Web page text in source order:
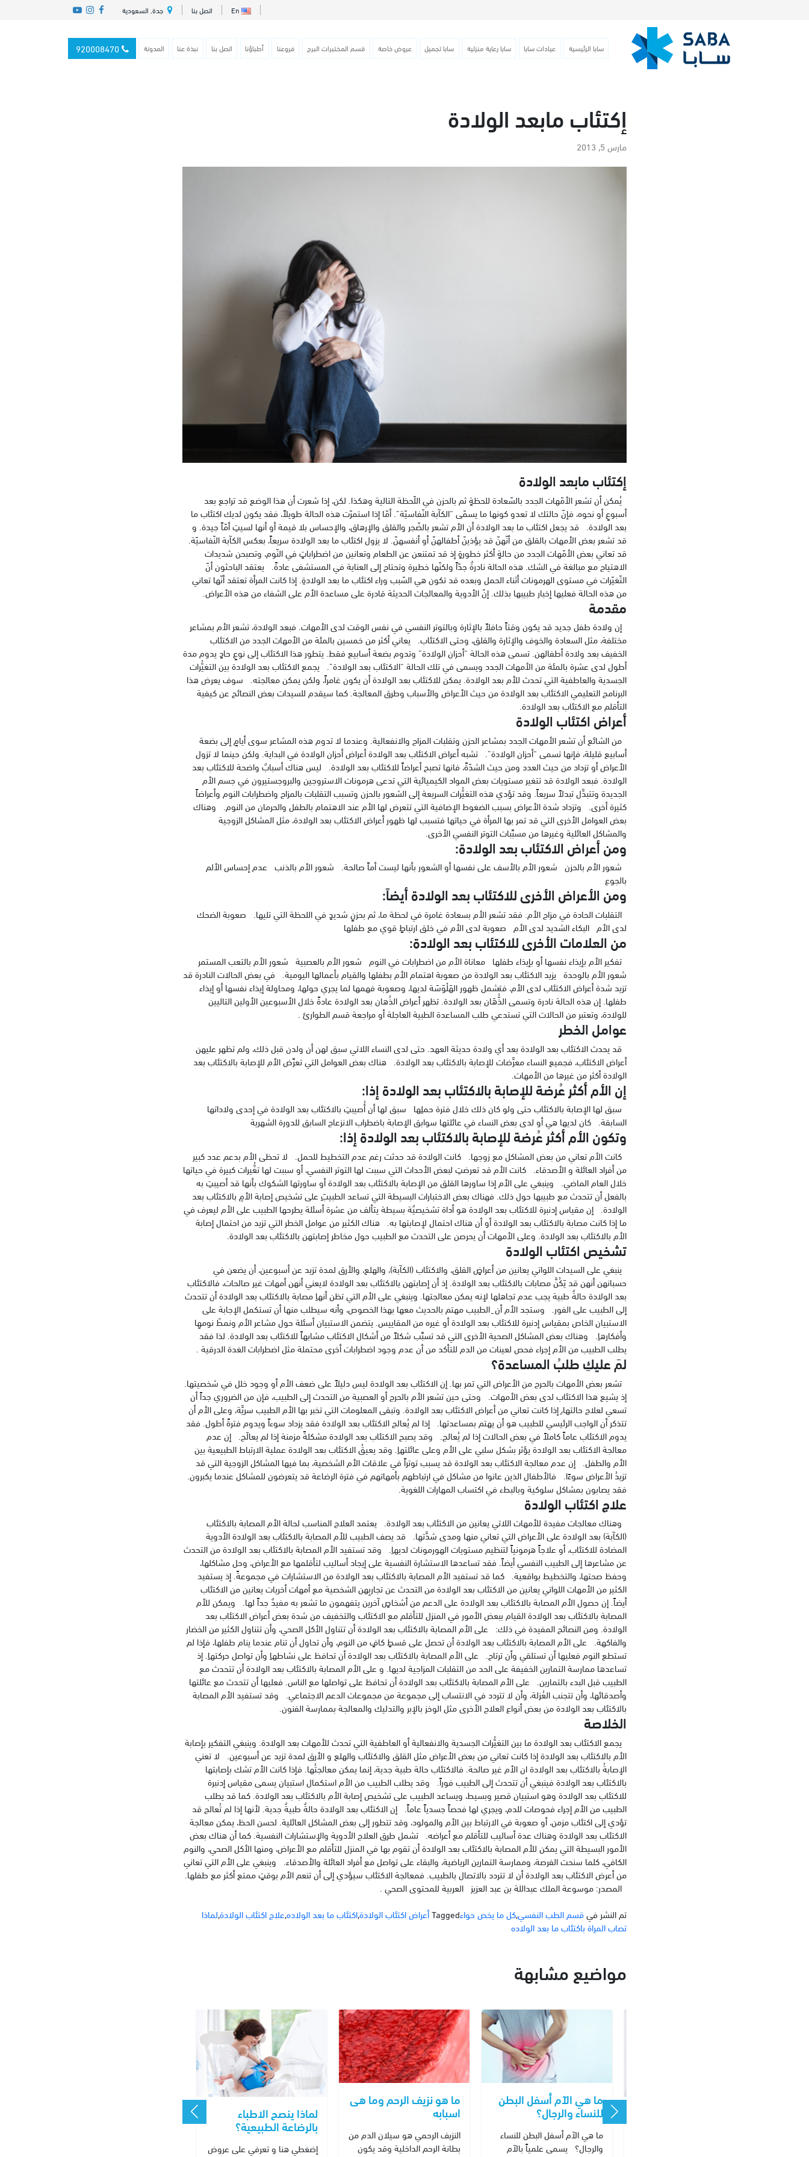
En اتصل بنا جدة, السعودية
سابا الرئيسية عيادات سابا سابا رعاية منزلية سابا تجميل عروض خاصة قسم المختبرات البرج فروعنا أطباؤنا اتصل بنا نبذة عنا المدونة
إكتئاب مابعد الولادة
مارس 5, 2013
إكتئاب مابعد الولادة
يُمكن أن تشعر الأمّهات الجدد بالسّعادة للحظةٍ ثم بالحزن في اللّحظة التالية وهكذا. لكن، إذا شعرت أن هذا الوضع قد تراجع بعد
أسبوعٍ أو نحوه، فإنّ حالتك لا تعدو كونها ما يسمّى “الكآبة النّفاسيّة”. أمّا إذا استمرّت هذه الحالة طويلاً، فقد يكون لديك اكتئاب ما
بعد الولادة. قد يجعل اكتئاب ما بعد الولادة أن الأم تشعر بالضّجر والقلق والإرهاق، والإحساس بلا قيمة أو أنها لسيتِ أمّاً جيدة. و
قد تشعر بعض الأمهات بالقلق من أنّهنّ قد يؤذينّ أطفالهنّ أو أنفسهنّ. لا يزول اكتئاب ما بعد الولادة سريعاً، بعكس الكآبة النّفاسيّة.
قد تعاني بعض الأمّهات الجدد من حالةٍ أكثر خطورةٍ إذ قد تمتنعن عن الطعام وتعانين من اضطراباتٍ في النّوم، وتصبحن شديدات
الاهتياج مع مبالغة في الشك. هذه الحالة نادرةٌ جدّاً ولكنّها خطيرة وتحتاج إلى العناية في المستشفى عادةً. يعتقد الباحثون أنّ
التّغيّرات في مستوى الهرمونات أثناء الحمل وبعده قد تكون هي السّبب وراء اكتئاب ما بعد الولادةِ. إذا كانت المرأة تعتقد أنّها تعاني
من هذه الحالة فعليها إخبار طبيبها بذلك. إنّ الأدوية والمعالجات الحديثة قادرة على مساعدة الأم على الشفاء من هذه الأعراض.
مقدمة
إن ولادة طفل جديد قد يكون وقتاً حافلاً بالإثارة وبالتوتر النفسي في نفس الوقت لدى الأمهات. فبعد الولادة، تشعر الأم بمشاعر
مختلفة، مثل السعادة والخوف والإثارة والقلق، وحتى الاكتئاب. يعاني أكثر من خمسين بالمئة من الأمهات الجدد من الاكتئاب
الخفيف بعد ولادة أطفالهن. تسمى هذه الحالة “أحزان الولادة” وتدوم بضعة أسابيع فقط. يتطور هذا الاكتئاب إلى نوعٍ حادٍ يدوم مدة
أطول لدى عشرة بالمئة من الأمهات الجدد ويسمى في تلك الحالة “الاكتئاب بعد الولادة”. يجمع الاكتئاب بعد الولادة بين التغيُّرات
الجسدية والعاطفية التي تحدث للأم بعد الولادة. يمكن للاكتئاب بعد الولادة أن يكون غامراً، ولكن يمكن معالجته. سوف يعرض هذا
البرنامج التعليمي الاكتئاب بعد الولادة من حيث الأعراض والأسباب وطرق المعالجة. كما سيقدم للسيدات بعض النصائح عن كيفية
التأقلم مع الاكتئاب بعد الولادة.
أعراض اكتئاب الولادة
من الشائع أن تشعر الأمهات الجدد بمشاعر الحزن وتقلبات المزاج والانفعالية. وعندما لا تدوم هذه المشاعر سوى أيامٍ إلى بضعة
أسابيع قليلة، فإنها تسمى “أحزان الولادة”. تشبه أعراض الاكتئاب بعد الولادة أعراض أحزان الولادة في البداية. ولكن حينما لا تزول
الأعراض أو تزداد من حيث العدد ومن حيث الشدّةً، فانها تصبح أعراضاً للاكتئاب بعد الولادة. ليس هناك أسبابٌ واضحة للاكتئاب بعد
الولادة. فبعد الولادة قد تتغير مستويات بعض المواد الكيميائية التي تدعى هرمونات الاستروجين والبروجستيرون في جسم الأم
الجديدة وتتبدَّل تبدلاً سريعاً. وقد تؤدي هذه التغيُّرات السريعة إلى الشعور بالحزن وتسبب التقلبات بالمزاج واضطرابات النوم وأعراضاً
كثيرة أخرى. وتزداد شدة الأعراض بسبب الضغوط الإضافية التي تتعرض لها الأم عند الاهتمام بالطفل والحرمان من النوم. وهناك
بعض العوامل الأخرى التي قد تمر بها المرأة في حياتها فتسبب لها ظهور أعراض الاكتئاب بعد الولادة، مثل المشاكل الزوجية
والمشاكل العائلية وغيرها من مسبِّبات التوتر النفسي الأخرى.
ومن أعراض الاكتئاب بعد الولادة:
شعور الأم بالحزن شعور الأم بالأسف على نفسها أو الشعور بأنها ليست أماً صالحة. شعور الأم بالذنب عدم إحساس الألم
بالجوع
ومن الأعراض الأخرى للاكتئاب بعد الولادة أيضاً:
التقلبات الحادة في مزاج الأم. فقد تشعر الأم بسعادة غامرة في لحظة ما، ثم بحزنٍ شديدٍ في اللحظة التي تليها. صعوبة الضحك
لدى الأم البكاء الشديد لدى الأم صعوبة لدى الأم في خلق ارتباطٍ قوي مع طفلها
من العلامات الأخرى للاكتئاب بعد الولادة:
تفكير الأم بإيذاء نفسها أو بإيذاء طفلها معاناة الأم من اضطرابات في النوم شعور الأم بالعصبية شعور الأم بالتعب المستمر
شعور الأم بالوحدة يزيد الاكتئاب بعد الولادة من صعوبة اهتمام الأم بطفلها والقيام بأعمالها اليومية. في بعض الحالات النادرة قد
تزيد شدة أعراض الاكتئاب لدى الأم، فتشمل ظهور الهَلْوَسَة لديها، وصعوبة فهمها لما يجري حولها، ومحاولة إيذاء نفسها أو إيذاء
طفلها. إن هذه الحالة نادرة وتسمى الذُُّهَان بعد الولادة. تظهر أعراض الذُهان بعد الولادة عادةً خلال الأسبوعين الأولين التاليين
للولادة، وتعتبر من الحالات التي تستدعي طلب المساعدة الطبية العاجلة أو مراجعة قسم الطوارئ .
عوامل الخطر
قد يحدث الاكتئاب بعد الولادة بعد أي ولادة حديثة العهد. حتى لدى النساء اللاتي سبق لهن أن ولدن قبل ذلك، ولم تظهر عليهن
أعراض الاكتئاب، فجميع النساء معرَّضات للإصابة بالاكتئاب بعد الولادة. هناك بعض العوامل التي تعرِّض الأم للإصابة بالاكتئاب بعد
الولادة أكثر من غيرها من الأمهات.
إن الأم أكثر عُرضة للإصابة بالاكتئاب بعد الولادة إذا:
سبق لها الإصابة بالاكتئاب حتى ولو كان ذلك خلال فترة حملِها سبق لها أن أُصيبتِ بالاكتئاب بعد الولادة في إحدى ولاداتها
السابقة. كان لديها هي أو لدى بعض النساء في عائلتها سوابق الإصابة باضطراب الانزعاج السابق للدورة الشهرية
وتكون الأم أكثر عُرضة للإصابة بالاكتئاب بعد الولادة إذا:
كانت الأم تعاني من بعض المشاكل مع زوجها. كانت الولادة قد حدثت رغم عدم التخطيط للحمل. لا تحظى الأم بدعم عدد كبير
من أفراد العائلة و الأصدقاء. كانت الأم قد تعرضتِ لبعض الأحداث التي سببت لها التوتر النفسي، أو سببت لها تغُّيرات كبيرة في حياتها
خلال العام الماضي. وينبغي على الأم إذا ساورها القلق من الإصابة بالاكتئاب بعد الولادة أو ساورتها الشكوك بأنها قد أصيبتِ به
بالفعل أن تتحدث مع طبيبها حول ذلك. فهناك بعض الاختبارات البسيطة التي تساعد الطبيبَِ على تشخيص إصابة الأمِ بالاكتئاب بعد
الولادة. إن مقياس إدنبرة للاكتئاب بعد الولادة هو أداة تشخيصيٌة بسيطة يتألف من عشرة أسئلة يطرحها الطبيب على الأم ليعرف في
ما إذا كانت مصابة بالاكتئاب بعد الولادة أو أن هناك احتمال لإصابتها به. هناك الكثير من عوامل الخطر التي تزيد من احتمال إصابة
الأم بالاكتئاب بعد الولادة. وعلى الأمهات أن يحرصن على التحدث مع الطبيب حول مخاطر إصابتهن بالاكتئاب بعد الولادة.
تشخيص اكتئاب الولادة
ينبغي على السيدات اللواتي يعانين من أعراضٍ القلق، والاكتئاب (الكآبة)، والهلع، والأرق لمدة تزيد عن أسبوعين، أن يضعن في
حسبانهن أنهن قد يَكُنَّ مصابات بالاكتئاب بعد الولادة. إذ أن إصابتهن بالاكتئاب بعد الولادة لايعني أنهن أمهات غير صالحات، فالاكتئاب
بعد الولادة حالةٌ طبية يجب عدم تجاهلها لإنه يمكن معالجتها. وينبغي على الأم التي تظن أنهاِ مصابة بالاكتئاب بعد الولادة أن تتحدث
إلى الطبيب على الفور. وستجد الأم أن ِ الطبيب مهتم بالحديث معها بهذا الخصوص، وأنه سيطلب منها أن تستكمل الإجابة على
الاستبيان الخاص بمقياس إدنبرة للاكتئاب بعد الولادة أو غيره من المقاييس. يتضمن الاستبيان أسئلة حول مشاعر الأم ونمطَ نومهِا
وأفكارهاِ. وهناك بعض المشاكل الصحية الأخرى التي قد تسبِّب شكلاً من أشكال الاكتئاب مشابهاً للاكتئاب بعد الولادة. لذا فقد
يطلب الطبيب من الأم إجراء فحص لعينات من الدم للتأكد من أن عدم وجود اضطرابات أخرى محتملة مثل اضطرابات الغدة الدرقية .
لمَ عليكِ طلبُ المساعدة؟
تشعر بعض الأمهات بالحرج من الأعراض التي تمر بها. إن الاكتئاب بعد الولادة ليس دليلاً على ضعف الأم أو وجود خلل في شخصيتها.
إذ يشيع هذا الاكتئاب لدى بعض الأمهات. وحتى حين تشعر الأم بالحرج أو العصبية من التحدث إلى الطبيب، فإن من الضروري جداً أن
تسعي لعلاج حالتها،ِ إذا كانت تعاني من أعراض الاكتئاب بعد الولادة. وتبقى المعلومات التي تخبر بها الأم الطبيب سريَّة، وعلى الأم أن
تتذكر أن الواجب الرئيسي للطبيب هو أن يهتم بمساعدتها. إذا لم يُعالج الاكتئاب بعد الولادة فقد يزداد سوءاً ويدوم فترةً أطول. فقد
يدوم الاكتئاب عاماً كاملاً في بعض الحالات إذا لم يُعالج. وقد يصبح الاكتئاب بعد الولادة مشكلةً مزمنة إذا لم يعالَج. إن عدم
معالجة الاكتئاب بعد الولادة يؤثر بشكل سلبي على الأم وعلى عائلتهاِ. وقد يعيقُ الاكتئاب بعد الولادة عملية الارتباط الطبيعية بين
الأم والطفل. إن عدم معالجة الاكتئاب بعد الولادة قد يسبب توتراً في علاقات الأم الشخصية، بما فيها المشاكل الزوجية التي قد
تزيدُ الأعراض سوءًا. فالأطفال الذين عانوا من مشاكل في ارتباطهم بأمهاتهم في فترة الرضاعة قد يتعرضون للمشاكل عندما يكبرون.
فقد يصابون بمشاكل سلوكية وبالبطء في اكتساب المهارات اللغوية.
علاج اكتئاب الولادة
وهناك معالجات مفيدة للأمهات اللاتي يعانين من الاكتئاب بعد الولادة. يعتمد العلاج المناسب لحالة الأم المصابة بالاكتئاب
(الكآبة) بعد الولادة على الأعراض التي تعاني منها ومدى شدَّتها. قد يصف الطبيب للأم المصابة بالاكتئاب بعد الولادة الأدوية
المضادة للاكتئاب، أو علاجاً هرمونياً لتنظيم مستويات الهورمونات لديهاِ. وقد تستفيد الأم المصابة بالاكتئاب بعد الولادة من التحدث
عن مشاعرها إلى الطبيب النفسي أيضاً. فقد تساعدها الاستشارة النفسية على إيجاد أساليب لتأقلمها مع الأعراض، وحل مشاكلها،
وحفظ صحتها، والتخطيط بواقعية. كما قد تستفيد الأم المصابة بالاكتئاب بعد الولادة من الاستشارات في مجموعةً. إذ يستفيد
الكثير من الأمهات اللواتي يعانين من الاكتئاب بعد الولادة من التحدث عن تجاربِهن الشخصية مع أمهات أخريات يعانين من الاكتئاب
أيضاً. إن حصول الأم المصابة بالاكتئاب بعد الولادة على الدعم من أشخاصٍ آخرين يتفهمون ما تشعر به مفيدٌ جداً لها. ويمكن للأم
المصابة بالاكتئاب بعد الولادة القيام ببعض الأمور في المنزل للتأقلم مع الاكتئاب والتخفيف من شدة بعض أعراض الاكتئاب بعد
الولادة. ومن النصائح المفيدة في ذلك: على الأم المصابة بالاكتئاب بعد الولادة أن تتناول الأكل الصحي، وأن تتناول الكثير من الخضار
والفاكهة. على الأم المصابة بالاكتئاب بعد الولادة أن تحصل على قسطٍ كافٍ من النوم، وأن تحاول أن تنام عندما ينام طفلها، فإذا لم
تستطع النوم فعليها أن تستلقي وأن ترتاح. على الأم المصابة بالاكتئاب بعد الولادة أن تحافظ على نشاطهاِ وأن تواصل حركتهاِ. إذ
تساعدها ممارسة التمارين الخفيفة على الحد من التقلبات المزاجية لديها. و على الأم المصابة بالاكتئاب بعد الولادة أن تتحدث مع
الطبيب قبل البدء بالتمارين. على الأم المصابة بالاكتئاب بعد الولادة أن تحافظ على تواصلها مع الناس. فعليها أن تتحدث مع عائلتها
وأصدقائها، وأن تتجنب العُزلة، وأن لا تتردد في الانتساب إلى مجموعة من مجموعات الدعم الاجتماعي. وقد تستفيد الأم المصابة
بالاكتئاب بعد الولادة من بعض أنواع العلاج الأخرى مثل الوخز بالإبر والتدليك والمعالجة بممارسة الفنون.
الخلاصة
يجمع الاكتئاب بعد الولادة ما بين التغيُّرات الجسدية والانفعالية أو العاطفية التي تحدث للأمهات بعد الولادة. وينبغي التفكير بإصابة
الأم بالاكتئاب بعد الولادة إذا كانت تعاني من بعض الأعراض مثل القلق والاكتئاب والهلع و الأرق لمدة تزيد عن أسبوعين. لا تعني
الإصابةُ بالاكتئاب بعد الولادة ان الأم غير صالحة. فالاكتئاب حالة طبية جدية، إنما يمكن معالجتُها. فإذا كانت الأم تشك بإصابتها
بالاكتئاب بعد الولادة فينبغي أن تتحدث إلى الطبيب فوراً. وقد يطلب الطبيب من الأم استكمال استبيان يسمى مقياس إدنبرة
للاكتئاب بعد الولادة وهو استبيان قصير وبسيط، ويساعد الطبيب على تشخيص إصابة الأم بالاكتئاب بعد الولادة. كما قد يطلب
الطبيب من الأم إجراء فحوصات للدم، ويجري لها فحصاً جسدياً عاماً. إن الاكتئاب بعد الولادة حالةٌ طبيةٌ جدية. لأنها إذا لم تُعالج قد
تؤدي إلى اكتئاب مزمن، أو صعوبة في الارتباط بين الأم والمولود، وقد تتطور إلى بعض المشاكل العائلية. لحسن الحظ، يمكن معالجة
الاكتئاب بعد الولادة وهناك عدة أساليب للتأقلم مع أعراضه. تشمل طرق العلاج الأدوية والإستشارات النفسية. كما أن هناك بعض
الأمور البسيطة التي يمكن للأم المصابة بالاكتئاب بعد الولادة أن تقوم بها في المنزل للتأقلم مع الأعراض، ومنها الأكل الصحي، والنوم
الكافي، كلما سنحت الفرصة، وممارسة التمارين الرياضية، والبقاء على تواصل مع أفراد العائلة والأصدقاء. وينبغي على الأم التي تعاني
من أعرض الاكتئاب بعد الولادة أن لا تتردد بالاتصال بالطبيب. فمعالجة الاكتئاب سيؤدي إلى أن تنعم الأم بوقتٍ ممتع أكثر مع طفلها.
المصدر: موسوعة الملك عبداللة بن عبد العزيز العربية للمحتوى الصحي .
تم النشر فيقسم الطب النفسي,كل ما يخص حواءTaggedأعراض اكتئاب الولادة,اكتئاب ما بعد الولاده,علاج اكتئاب الولادة,لماذا
تصاب المراة باكتئاب ما بعد الولاده
مواضيع مشابهة
ما هي الآم أسفل البطن
للنساء والرجال؟
ما هي الآم أسفل البطن للنساء
والرجال؟ يسمى علمياً بالآم
ما هو نزيف الرحم وما هى
اسبابه
النزيف الرحمي هو سيلان الدم من
بطانة الرحم الداخلية وقد يكون
لماذا ينصح الاطباء
بالرضاعة الطبيعية؟
إضغطي هنا و تعرفي على عروض